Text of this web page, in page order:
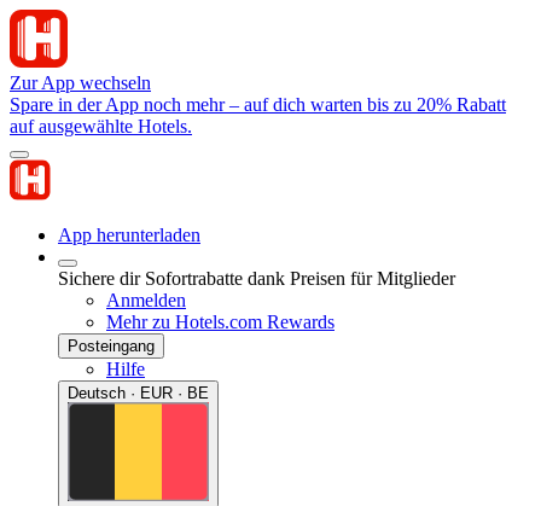
Zur App wechseln
Spare in der App noch mehr – auf dich warten bis zu 20% Rabatt
auf ausgewählte Hotels.
App herunterladen
Sichere dir Sofortrabatte dank Preisen für Mitglieder
Anmelden
Mehr zu Hotels.com Rewards
Posteingang
Hilfe
Deutsch · EUR · BE